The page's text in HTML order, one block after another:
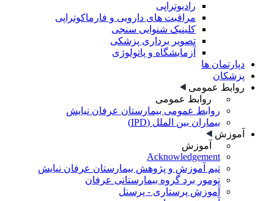
رادیوتراپی
مراقبت های دارویی و فارماکوتراپی
کلینیک شنوایی سنجی
تصویر برداری پزشکی
آزمایشگاه و پاتولوژی
دپارتمان ها
پزشکان
روابط عمومی
روابط عمومی
روابط عمومی بیمارستان عرفان نیایش
بیماران بین الملل (IPD)
آموزش
آموزش
Acknowledgement
تیم آموزش و پژوهش بیمارستان عرفان نیایش
تومور برد گروه بیمارستانی عرفان
آموزش پرستاری - پرسنل